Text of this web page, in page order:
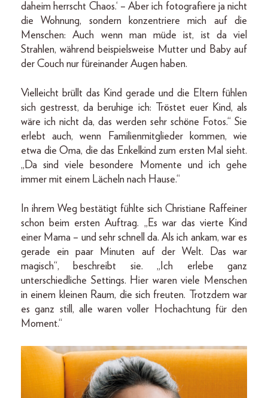
daheim herrscht Chaos.‘ – Aber ich fotografiere ja nicht
die Wohnung, sondern konzentriere mich auf die
Menschen: Auch wenn man müde ist, ist da viel
Strahlen, während beispielsweise Mutter und Baby auf
der Couch nur füreinander Augen haben.
Vielleicht brüllt das Kind gerade und die Eltern fühlen
sich gestresst, da beruhige ich: Tröstet euer Kind, als
wäre ich nicht da, das werden sehr schöne Fotos.“ Sie
erlebt auch, wenn Familienmitglieder kommen, wie
etwa die Oma, die das Enkelkind zum ersten Mal sieht.
„Da sind viele besondere Momente und ich gehe
immer mit einem Lächeln nach Hause.“
In ihrem Weg bestätigt fühlte sich Christiane Raffeiner
schon beim ersten Auftrag. „Es war das vierte Kind
einer Mama – und sehr schnell da. Als ich ankam, war es
gerade ein paar Minuten auf der Welt. Das war
magisch“, beschreibt sie. „Ich erlebe ganz
unterschiedliche Settings. Hier waren viele Menschen
in einem kleinen Raum, die sich freuten. Trotzdem war
es ganz still, alle waren voller Hochachtung für den
Moment.“